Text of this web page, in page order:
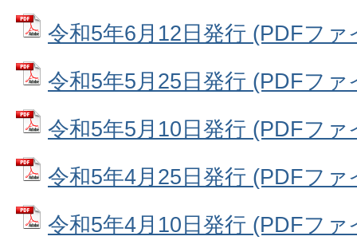
令和5年6月12日発行 (PDFファ
令和5年5月25日発行 (PDFファ
令和5年5月10日発行 (PDFファ
令和5年4月25日発行 (PDFファ
令和5年4月10日発行 (PDFファ